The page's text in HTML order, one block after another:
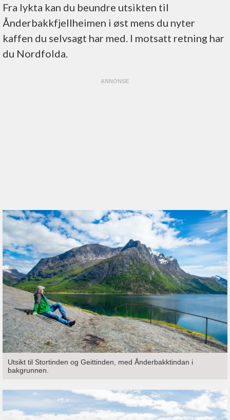
Fra lykta kan du beundre utsikten til
Ånderbakkfjellheimen i øst mens du nyter
kaffen du selvsagt har med. I motsatt retning har
du Nordfolda.
Utsikt til Stortinden og Geittinden, med Ånderbakktindan i
bakgrunnen.